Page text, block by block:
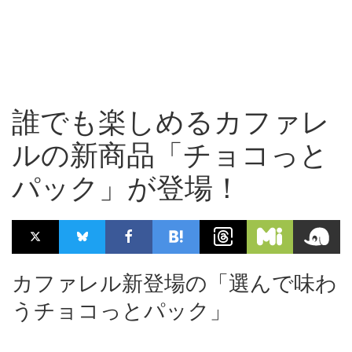
誰でも楽しめるカファレ
ルの新商品「チョコっと
パック」が登場！
カファレル新登場の「選んで味わ
うチョコっとパック」